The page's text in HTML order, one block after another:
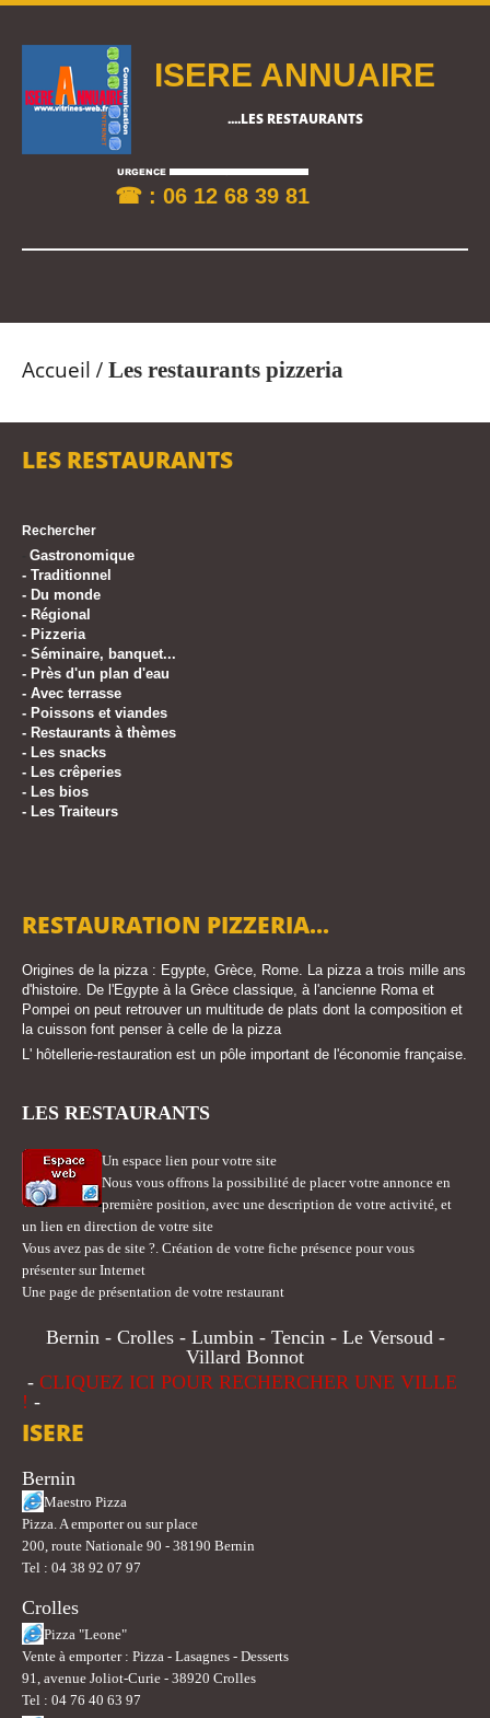
ISERE ANNUAIRE
....LES RESTAURANTS
☎ : 06 12 68 39 81
Accueil / Les restaurants pizzeria
LES RESTAURANTS
Rechercher
Gastronomique
- Traditionnel
- Du monde
- Régional
- Pizzeria
- Séminaire, banquet...
- Près d'un plan d'eau
- Avec terrasse
- Poissons et viandes
- Restaurants à thèmes
- Les snacks
- Les crêperies
- Les bios
- Les Traiteurs
RESTAURATION PIZZERIA...
Origines de la pizza : Egypte, Grèce, Rome. La pizza a trois mille ans
d'histoire. De l'Egypte à la Grèce classique, à l'ancienne Roma et
Pompei on peut retrouver un multitude de plats dont la composition et
la cuisson font penser à celle de la pizza
L' hôtellerie-restauration est un pôle important de l'économie française.
LES RESTAURANTS
Un espace lien pour votre site
Nous vous offrons la possibilité de placer votre annonce en
première position, avec une description de votre activité, et
un lien en direction de votre site
Vous avez pas de site ?. Création de votre fiche présence pour vous
présenter sur Internet
Une page de présentation de votre restaurant
Bernin - Crolles - Lumbin - Tencin - Le Versoud -
Villard Bonnot
- CLIQUEZ ICI POUR RECHERCHER UNE VILLE
! -
ISERE
Bernin
Maestro Pizza
Pizza. A emporter ou sur place
200, route Nationale 90 - 38190 Bernin
Tel : 04 38 92 07 97
Crolles
Pizza "Leone"
Vente à emporter : Pizza - Lasagnes - Desserts
91, avenue Joliot-Curie - 38920 Crolles
Tel : 04 76 40 63 97